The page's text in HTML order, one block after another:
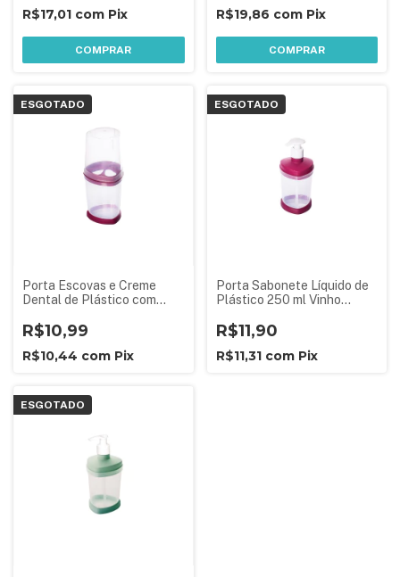
R$17,01 com Pix
COMPRAR
R$19,86 com Pix
COMPRAR
ESGOTADO
Porta Escovas e Creme
Dental de Plástico com
R$10,99
R$10,44 com Pix
ESGOTADO
Porta Sabonete Líquido de
Plástico 250 ml Vinho
R$11,90
R$11,31 com Pix
ESGOTADO